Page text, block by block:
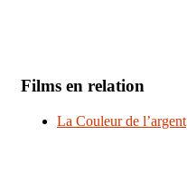
Films en relation
La Couleur de l’argent